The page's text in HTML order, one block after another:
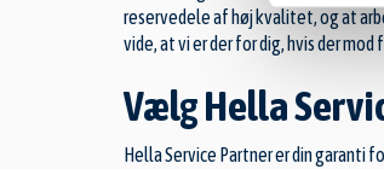
reservedele af høj kvalitet, og at
vide, at vi er der for dig, hvis der
Vælg Hella
Hella Service Partner er din garanti